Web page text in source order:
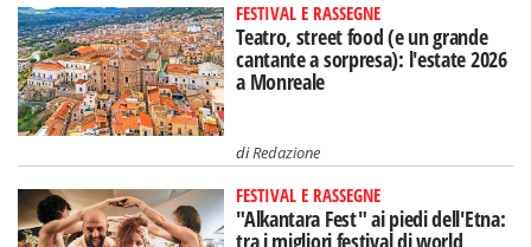
FESTIVAL E RASSEGNE
Teatro, street food (e un grande
cantante a sorpresa): l'estate 2026
a Monreale
diRedazione
FESTIVAL E RASSEGNE
"Alkantara Fest" ai piedi dell'Etna:
tra i migliori festival di world